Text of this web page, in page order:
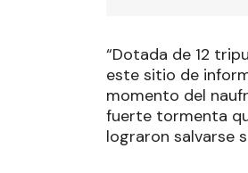
“Dotada de 12
este sitio de
momento del
fuerte tormenta
lograron salvarse